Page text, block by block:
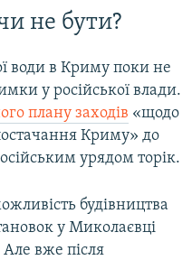
не бути?
води в Криму поки не
у російської влади.
плану заходів «щодо
Криму» до
урядом торік.
будівництва
у Миколаєвці
вже після